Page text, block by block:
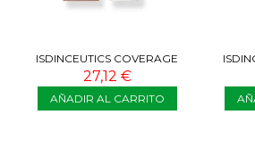
ISDINCEUTICS COVERAGE
SPF50+ 5.0 BRONZE 30G
27,12 €
AÑADIR AL CARRITO